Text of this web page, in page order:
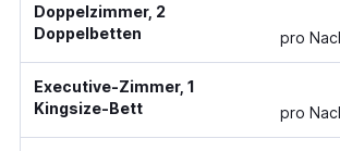
Doppelzimmer, 2
Doppelbetten
pro
Executive-Zimmer, 1
Kingsize-Bett
pro